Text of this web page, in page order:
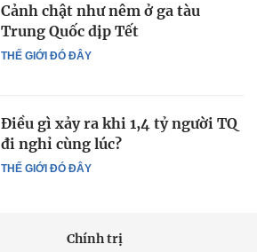
THẾ GIỚI ĐÓ ĐÂY
Cảnh chật như nêm ở ga tàu
Trung Quốc dịp Tết
THẾ GIỚI ĐÓ ĐÂY
Điều gì xảy ra khi 1,4 tỷ người TQ
đi nghỉ cùng lúc?
Chính trị